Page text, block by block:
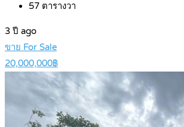
57 ตารางวา
3 ปี ago
ขาย For Sale
20,000,000฿